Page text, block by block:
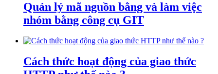
Quản lý mã nguồn bằng và làm việc
nhóm bằng công cụ GIT
Cách thức hoạt động của giao thức